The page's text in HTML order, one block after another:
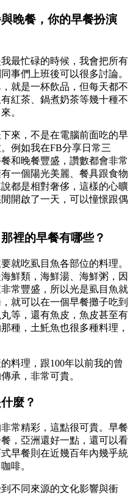
晚餐，你的早餐扮演
最忙碌的時候，我會把所有
事們上班後可以很多討論。
就是一杯飲品，但每天都不
紅茶、鍋煮奶茶等幾十種不
。
來，不是在電腦前面吃的早
例如我在FB分享日常三
和晚餐豐盛，讚數都會非常
一個陽光美麗、餐具跟食物
都是相對奢侈，這樣的心曠
開啟了一天，可以憧憬跟偶
裡的早餐有哪些？
就吃虱目魚各部位的料理。
鮮類，海鮮湯、海鮮粥，因
常豐盛，所以光是虱目魚就
就可以在一個早餐攤子吃到
等，還有魚皮，魚皮甚至有
種，土魠魚也很多種料理，
料理，跟100年以前我的曾
承，非常可貴。
麼？
常精彩，這點很可貴。早餐
，亞洲還好一點，還可以看
早餐則在近幾百年內幾乎統
啡。
不同來源的文化影響與衝